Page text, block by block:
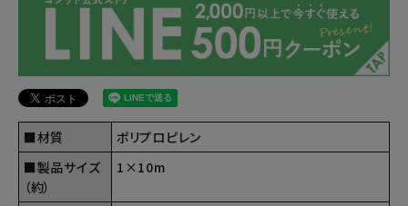
■材質
ポリプロピレン
■製品サイズ
（約）
1×10m